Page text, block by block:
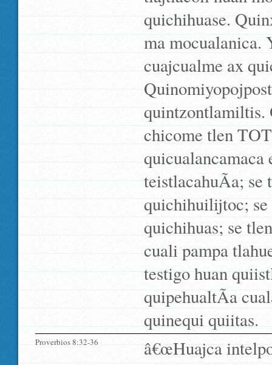
quichihuase.
ma mocualanica.
cuajcualme ax
quintzontlamiltis.
chicome tlen
teistlacahuÃ­a; se
quichihuilijtoc;
quichihuas; se
cuali pampa
testigo huan
quipehualtÃ­a
quinequi quiitas.
Proverbios 8:32-36
â€œHuajca